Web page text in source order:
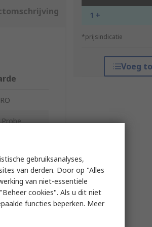
1 +
*prijsindicatie
Voeg
Red gebruiksanalyses,
van derden. Door op "Alles
van niet-essentiële
cookies". Als u dit niet
functies beperken. Meer